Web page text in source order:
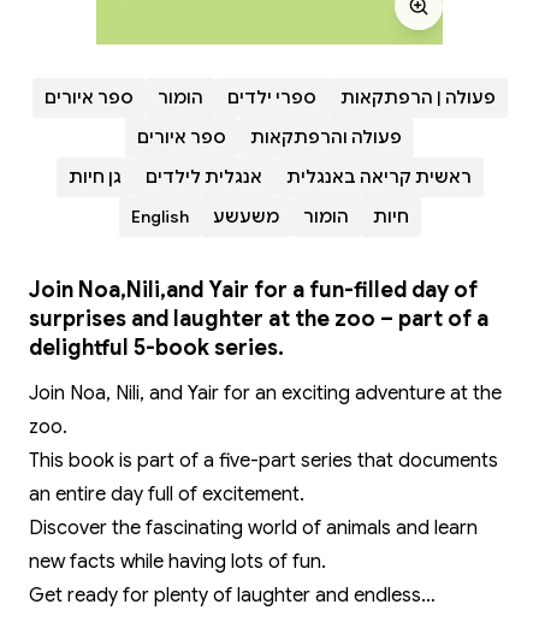
פעולה | הרפתקאות ספרי ילדים הומור
ספר איורים
פעולה והרפתקאות
ספר איורים
ראשית קריאה באנגלית
אנגלית לילדים
גן חיות
חיות
הומור משעשע English
Join Noa,Nili,and Yair for a fun-filled day of
surprises and laughter at the zoo – part of a
delightful 5-book series.
Join Noa, Nili, and Yair for an exciting adventure at the
zoo.
This book is part of a five-part series that documents
an entire day full of excitement.
Discover the fascinating world of animals and learn
new facts while having lots of fun.
Get ready for plenty of laughter and endless